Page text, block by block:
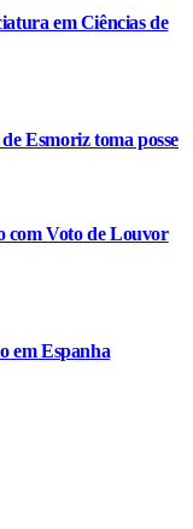
em Ciências de
Esmoriz toma posse
com Voto de Louvor
em Espanha